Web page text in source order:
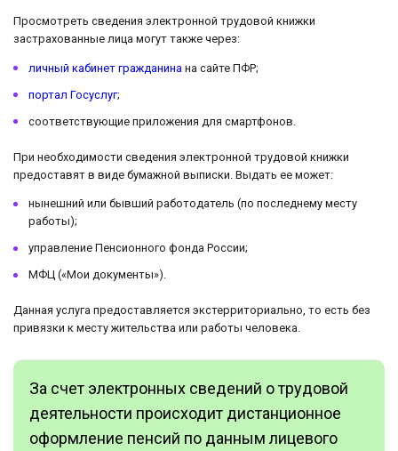
Просмотреть сведения электронной трудовой книжки
застрахованные лица могут также через:
личный кабинет гражданина на сайте ПФР;
портал Госуслуг;
соответствующие приложения для смартфонов.
При необходимости сведения электронной трудовой книжки
предоставят в виде бумажной выписки. Выдать ее может:
нынешний или бывший работодатель (по последнему месту
работы);
управление Пенсионного фонда России;
МФЦ («Мои документы»).
Данная услуга предоставляется экстерриториально, то есть без
привязки к месту жительства или работы человека.
За счет электронных сведений о трудовой
деятельности происходит дистанционное
оформление пенсий по данным лицевого